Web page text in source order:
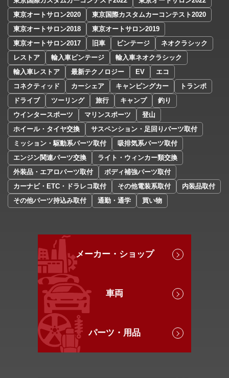
東京オートサロン2020
東京国際カスタムカーコンテスト2020
東京オートサロン2018
東京オートサロン2019
東京オートサロン2017
旧車 ビンテージ
ネオクラシック
レストア
輸入車ビンテージ
輸入車ネオクラシック
輸入車レストア
最新テクノロジー EV
エコ
コネクティッド
カーシェア キャンピングカー
トランポ
ドライブ
ツーリング 旅行 キャンプ
釣り
ウインタースポーツ
マリンスポーツ
登山
ホイール・タイヤ交換
サスペンション・足回りパーツ取付
ミッション・駆動系パーツ取付
吸排気系パーツ取付
エンジン関連パーツ交換
ライト・ウィンカー類交換
外装品・エアロパーツ取付
ボディ補強パーツ取付
カーナビ・ETC・ドラレコ取付
その他電装系取付
内装品取付
その他パーツ持込み取付
通勤・通学 買い物
メーカー・ショップ
車両
パーツ・用品